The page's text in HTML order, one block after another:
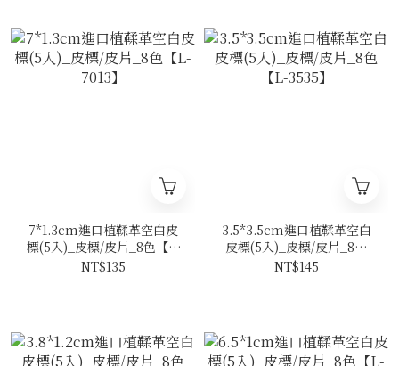
7*1.3cm進口植鞣革空白皮
標(5入)_皮標/皮片_8色【L-
7013】
NT$135
3.5*3.5cm進口植鞣革空白
皮標(5入)_皮標/皮片_8色
【L-3535】
NT$145